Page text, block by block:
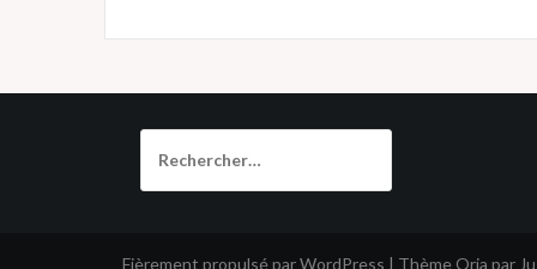
Fièrement propulsé par WordPress | Thème Oria par